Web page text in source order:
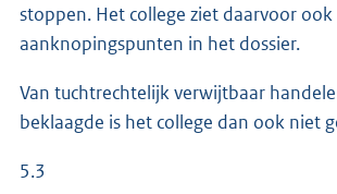
stoppen. Het college ziet daarvoor ook
aanknopingspunten in het dossier.
Van tuchtrechtelijk verwijtbaar
beklaagde is het college dan ook niet
5.3